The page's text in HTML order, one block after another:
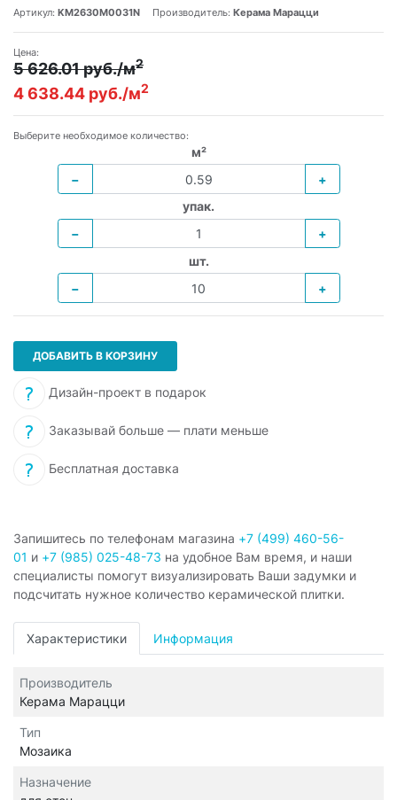
Артикул: KM2630M0031N Производитель: Керама Марацци
Цена:
5 626.01 руб./м2
4 638.44 руб./м2
Выберите необходимое количество:
м²
−
+
упак.
−
+
шт.
−
+
ДОБАВИТЬ В КОРЗИНУ
Дизайн-проект в подарок
Заказывай больше — плати меньше
Бесплатная доставка
Запишитесь по телефонам магазина +7 (499) 460-56-
01 и +7 (985) 025-48-73 на удобное Вам время, и наши
специалисты помогут визуализировать Ваши задумки и
подсчитать нужное количество керамической плитки.
Характеристики Информация
Производитель
Керама Марацци
Тип
Мозаика
Назначение